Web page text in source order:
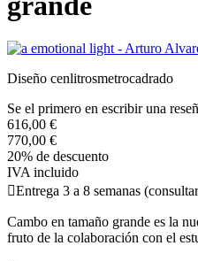
Diseño cenlitrosmetrocadrado
Se el primero en escribir una
616,00 €
770,00 €
20% de descuento
IVA incluido
Entrega 3 a 8 semanas
Cambo en tamaño grande es la
fruto de la colaboración con el